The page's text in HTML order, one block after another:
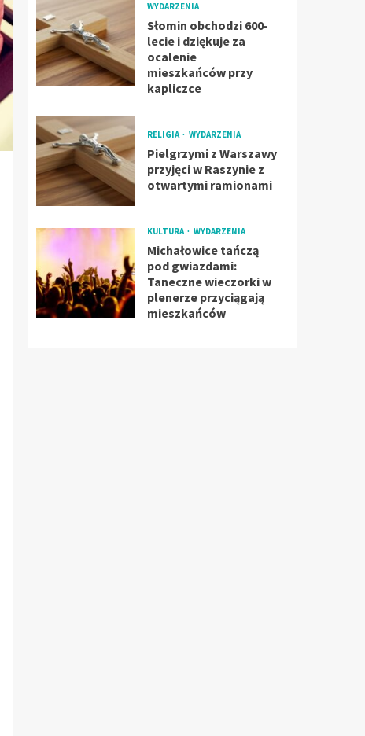
WYDARZENIA
Słomin obchodzi 600-
lecie i dziękuje za
ocalenie
mieszkańców przy
kapliczce
RELIGIA WYDARZENIA
Pielgrzymi z Warszawy
przyjęci w Raszynie z
otwartymi ramionami
KULTURA WYDARZENIA
Michałowice tańczą
pod gwiazdami:
Taneczne wieczorki w
plenerze przyciągają
mieszkańców